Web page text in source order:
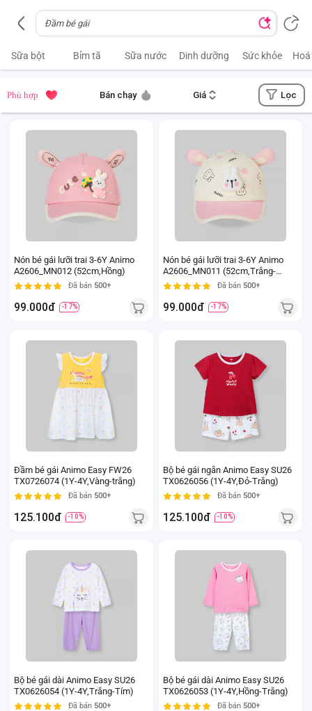
Sữa bột Bỉm tã Sữa nước Dinh dưỡng Sức khỏe
Phù hợp Bán chạy Giá Lọc
Nón bé gái lưỡi trai 3-6Y Animo
A2606_MN012 (52cm,Hồng)
Đã bán 500+
99.000đ -17%
Nón bé gái lưỡi trai 3-6Y Animo
A2606_MN011 (52cm,Trắng-
Hồng)
Đã bán 500+
99.000đ -17%
Đầm bé gái Animo Easy FW26
TX0726074 (1Y-4Y,Vàng-trắng)
Đã bán 500+
125.100đ -10%
Bộ bé gái ngắn Animo Easy SU26
TX0626056 (1Y-4Y,Đỏ-Trắng)
Đã bán 500+
125.100đ -10%
Bộ bé gái dài Animo Easy SU26
TX0626054 (1Y-4Y,Trắng-Tím)
Đã bán 500+
Bộ bé gái dài Animo Easy SU26
TX0626053 (1Y-4Y,Hồng-Trắng)
Đã bán 500+